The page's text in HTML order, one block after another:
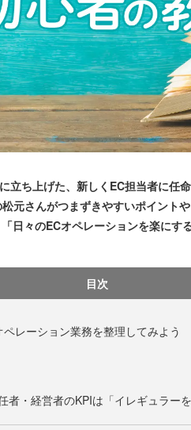
立ち上げた、新しくEC担当者に任
元さんがつまずきやすいポイント
日々のECオペレーションを楽にす
目次
ペレーション業務を整理してみよう
者・経営者のKPIは「イレギュラー